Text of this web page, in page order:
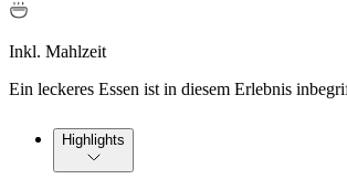
Inkl. Mahlzeit
Ein leckeres Essen ist in diesem Erlebnis
Highlights